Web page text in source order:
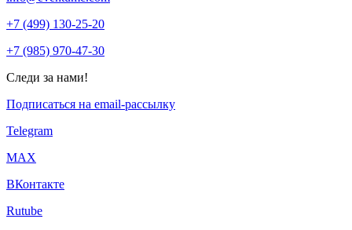
+7 (499) 130-25-20
+7 (985) 970-47-30
Следи за нами!
Подписаться на email-рассылку
Telegram
МАХ
ВКонтакте
Rutube